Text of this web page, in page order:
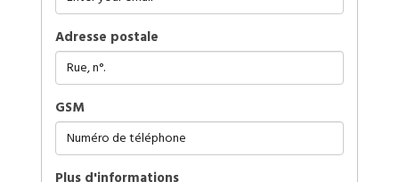
Adresse postale
GSM
plus d'informations